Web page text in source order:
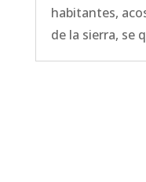
habitantes,
de la sierra, se